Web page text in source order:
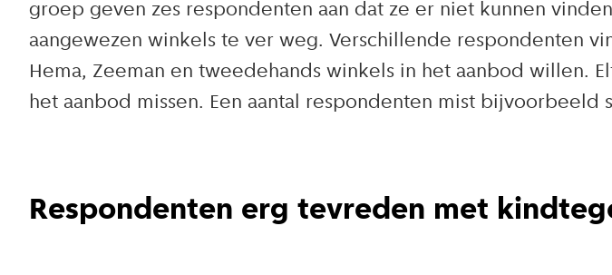
groep geven zes respondenten aan dat ze er niet kunnen
aangewezen winkels te ver weg. Verschillende respondenten
Hema, Zeeman en tweedehands winkels in het aanbod willen.
het aanbod missen. Een aantal respondenten mist bijvoorbeeld
Respondenten erg tevreden met